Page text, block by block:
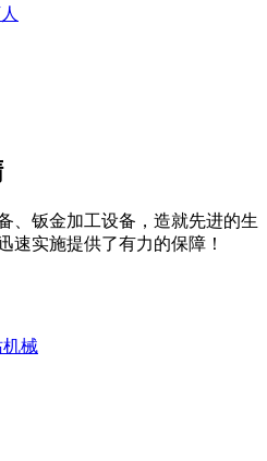
、钣金加工设备，造就先进的生
速实施提供了有力的保障！